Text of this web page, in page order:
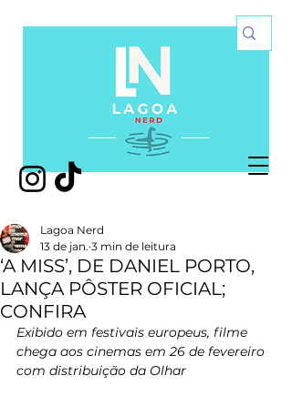
‘A MISS’, DE DANIEL PORTO,
LANÇA PÔSTER OFICIAL;
CONFIRA
Lagoa Nerd
13 de jan. 3 min de leitura
Exibido em festivais europeus, filme
chega aos cinemas em 26 de fevereiro
com distribuição da Olhar